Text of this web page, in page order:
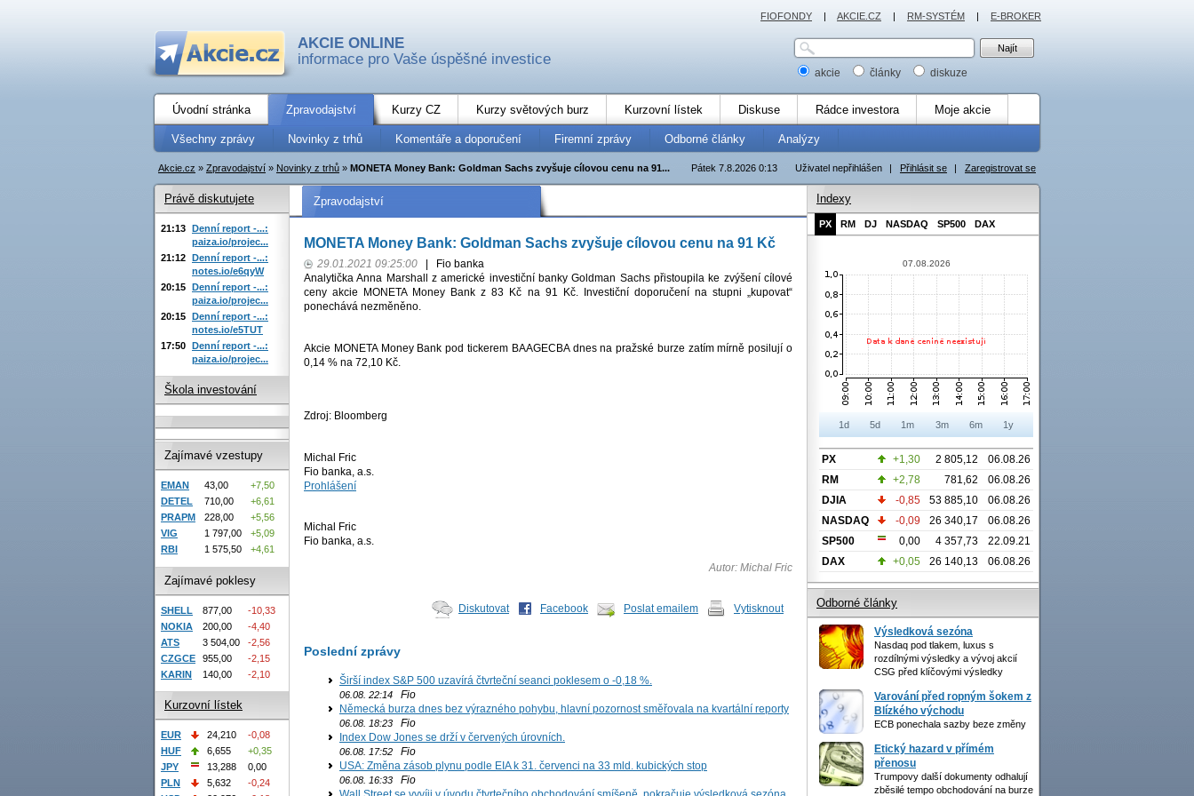
AKCIE ONLINE
informace pro Vaše úspěšné investice
akcie články diskuze
Úvodní stránka Zpravodajství Kurzy CZ Kurzy světových burz Kurzovní lístek Diskuse Rádce investora Moje akcie
Všechny zprávy Novinky z trhů Komentáře a doporučení Firemní zprávy Odborné články Analýzy
Uživatel nepřihlášen | Přihlásit se | Zaregistrovat se
Pátek 7.8.2026 0:13
Akcie.cz » Zpravodajství » Novinky z trhů » MONETA Money Bank: Goldman Sachs zvyšuje cílovou cenu na 91...
Zpravodajství
MONETA Money Bank: Goldman Sachs zvyšuje cílovou cenu na 91 Kč
29.01.2021 09:25:00
Fio banka
Analytička Anna Marshall z americké investiční banky Goldman Sachs přistoupila ke zvýšení cílové
ceny akcie MONETA Money Bank z 83 Kč na 91 Kč. Investiční doporučení na stupni „kupovat“
ponechává nezměněno.
Akcie MONETA Money Bank pod tickerem BAAGECBA dnes na pražské burze zatím mírně posilují o
0,14 % na 72,10 Kč.
Zdroj: Bloomberg
Michal Fric
Fio banka, a.s.
Prohlášení
Michal Fric
Fio banka, a.s.
Autor: Michal Fric
Diskutovat Facebook Poslat emailem Vytisknout
Poslední zprávy
Širší index S&P 500 uzavírá čtvrteční seanci poklesem o -0,18 %.
06.08. 22:14 Fio
Německá burza dnes bez výrazného pohybu, hlavní pozornost směřovala na kvartální reporty
06.08. 18:23 Fio
Index Dow Jones se drží v červených úrovních.
06.08. 17:52 Fio
USA: Změna zásob plynu podle EIA k 31. červenci na 33 mld. kubických stop
06.08. 16:33 Fio
Právě diskutujete
21:13 Denní report -...:
paiza.io/projec...
21:12 Denní report -...:
notes.io/e6qyW
20:15 Denní report -...:
paiza.io/projec...
20:15 Denní report -...:
notes.io/e5TUT
17:50 Denní report -...:
paiza.io/projec...
Škola investování
Zajímavé vzestupy
EMAN 43,00
+7,50
DETEL
710,00
+6,61
PRAPM
228,00
+5,56
VIG
1 797,00
+5,09
RBI
1 575,50 +4,61
Zajímavé poklesy
SHELL 877,00
-10,33
NOKIA
200,00
-4,40
ATS
3 504,00
-2,56
CZGCE
955,00
-2,15
KARIN
140,00 -2,10
Kurzovní lístek
EUR 24,210
-0,08
HUF
6,655
+0,35
JPY
13,288
0,00
PLN
5,632
-0,24
Indexy
PX RM DJ NASDAQ SP500 DAX
07.08.2026
1d 5d 1m 3m 6m 1y
PX +1,30 2 805,12
06.08.26
RM
+2,78 781,62
06.08.26
DJIA
-0,85 53 885,10
06.08.26
NASDAQ
-0,09 26 340,17
06.08.26
SP500
0,00 4 357,73
22.09.21
DAX
+0,05 26 140,13 06.08.26
Odborné články
Výsledková sezóna
Nasdaq pod tlakem, luxus s
rozdílnými výsledky a vývoj akcií
CSG před klíčovými výsledky
Varování před ropným šokem z
Blízkého východu
ECB ponechala sazby beze změny
Etický hazard v přímém
přenosu
Trumpovy další dokumenty odhalují
zběsilé tempo obchodování na burze
FIOFONDY | AKCIE.CZ | RM-SYSTÉM | E-BROKER